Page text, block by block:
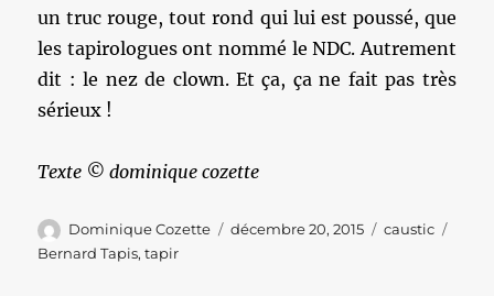
un truc rouge, tout rond qui lui est poussé, que
les tapirologues ont nommé le NDC. Autrement
dit : le nez de clown. Et ça, ça ne fait pas très
sérieux !
Texte © dominique cozette
Auteur
Dominique Cozette
Publié
décembre 20, 2015 Catégories
caustic
Bernard Tapis,tapir